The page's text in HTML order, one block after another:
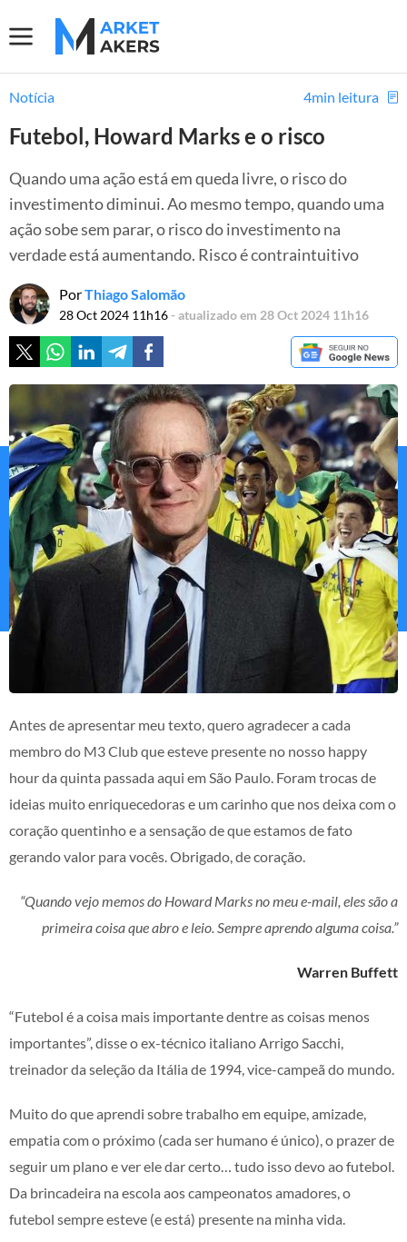
Notícia 4min leitura
Futebol, Howard Marks e o risco
Quando uma ação está em queda livre, o risco do
investimento diminui. Ao mesmo tempo, quando uma
ação sobe sem parar, o risco do investimento na
verdade está aumentando. Risco é contraintuitivo
PorThiago Salomão
28 Oct 2024 11h16- atualizado em 28 Oct 2024 11h16
Antes de apresentar meu texto, quero agradecer a cada
membro do M3 Club que esteve presente no nosso happy
hour da quinta passada aqui em São Paulo. Foram trocas de
ideias muito enriquecedoras e um carinho que nos deixa com o
coração quentinho e a sensação de que estamos de fato
gerando valor para vocês. Obrigado, de coração.
“Quando vejo memos do Howard Marks no meu e-mail, eles são a
primeira coisa que abro e leio. Sempre aprendo alguma coisa.”
Warren Buffett
“Futebol é a coisa mais importante dentre as coisas menos
importantes”, disse o ex-técnico italiano Arrigo Sacchi,
treinador da seleção da Itália de 1994, vice-campeã do mundo.
Muito do que aprendi sobre trabalho em equipe, amizade,
empatia com o próximo (cada ser humano é único), o prazer de
seguir um plano e ver ele dar certo… tudo isso devo ao futebol.
Da brincadeira na escola aos campeonatos amadores, o
futebol sempre esteve (e está) presente na minha vida.